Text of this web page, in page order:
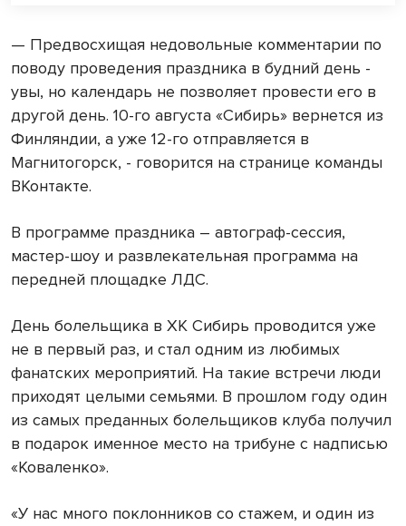
— Предвосхищая недовольные комментарии по
поводу проведения праздника в будний день -
увы, но календарь не позволяет провести его в
другой день. 10-го августа «Сибирь» вернется из
Финляндии, а уже 12-го отправляется в
Магнитогорск, - говорится на странице команды
ВКонтакте.
В программе праздника – автограф-сессия,
мастер-шоу и развлекательная программа на
передней площадке ЛДС.
День болельщика в ХК Сибирь проводится уже
не в первый раз, и стал одним из любимых
фанатских мероприятий. На такие встречи люди
приходят целыми семьями. В прошлом году один
из самых преданных болельщиков клуба получил
в подарок именное место на трибуне с надписью
«Коваленко».
«У нас много поклонников со стажем, и один из